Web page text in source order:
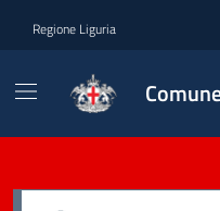
Regione Liguria